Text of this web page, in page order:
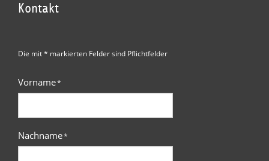
Kontakt
Die mit * markierten Felder sind Pflichtfelder
Vorname*
Nachname*